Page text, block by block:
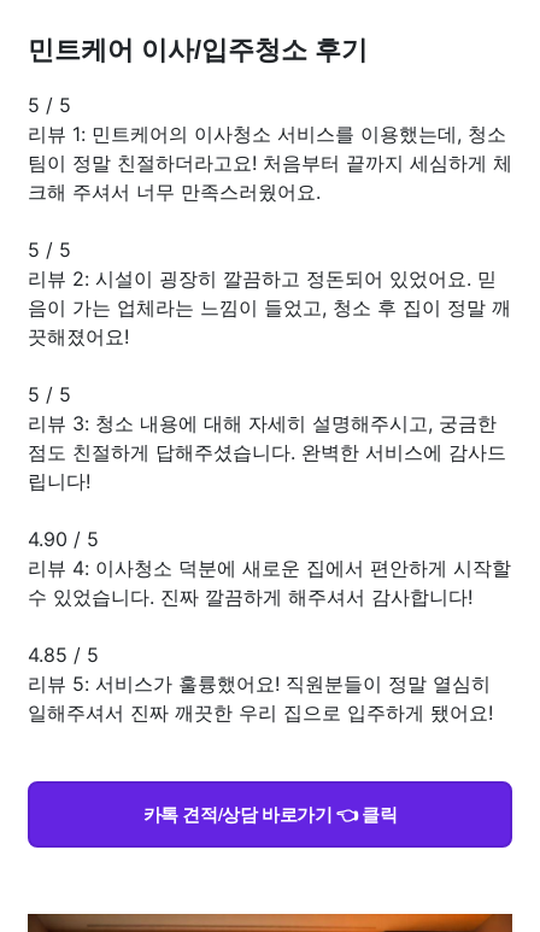
민트케어 이사/입주청소 후기
5 / 5
리뷰 1: 민트케어의 이사청소 서비스를 이용했는데, 청소
팀이 정말 친절하더라고요! 처음부터 끝까지 세심하게 체
크해 주셔서 너무 만족스러웠어요.
5 / 5
리뷰 2: 시설이 굉장히 깔끔하고 정돈되어 있었어요. 믿
음이 가는 업체라는 느낌이 들었고, 청소 후 집이 정말 깨
끗해졌어요!
5 / 5
리뷰 3: 청소 내용에 대해 자세히 설명해주시고, 궁금한
점도 친절하게 답해주셨습니다. 완벽한 서비스에 감사드
립니다!
4.90 / 5
리뷰 4: 이사청소 덕분에 새로운 집에서 편안하게 시작할
수 있었습니다. 진짜 깔끔하게 해주셔서 감사합니다!
4.85 / 5
리뷰 5: 서비스가 훌륭했어요! 직원분들이 정말 열심히
일해주셔서 진짜 깨끗한 우리 집으로 입주하게 됐어요!
카톡 견적/상담 바로가기 👈 클릭